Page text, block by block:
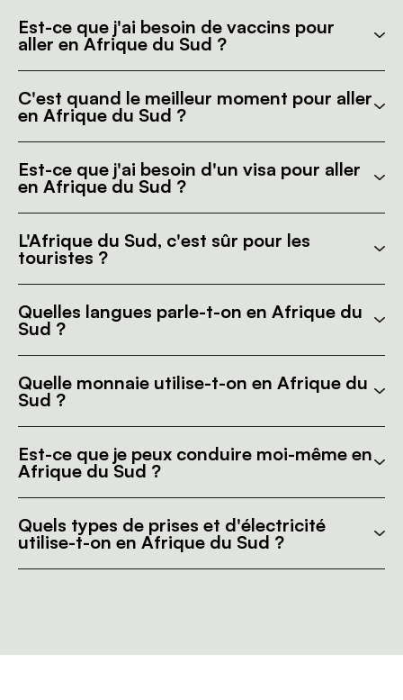
Est-ce que j'ai besoin de vaccins pour
aller en Afrique du Sud ?
C'est quand le meilleur moment pour aller
en Afrique du Sud ?
Est-ce que j'ai besoin d'un visa pour aller
en Afrique du Sud ?
L'Afrique du Sud, c'est sûr pour les
touristes ?
Quelles langues parle-t-on en Afrique du
Sud ?
Quelle monnaie utilise-t-on en Afrique du
Sud ?
Est-ce que je peux conduire moi-même en
Afrique du Sud ?
Quels types de prises et d'électricité
utilise-t-on en Afrique du Sud ?